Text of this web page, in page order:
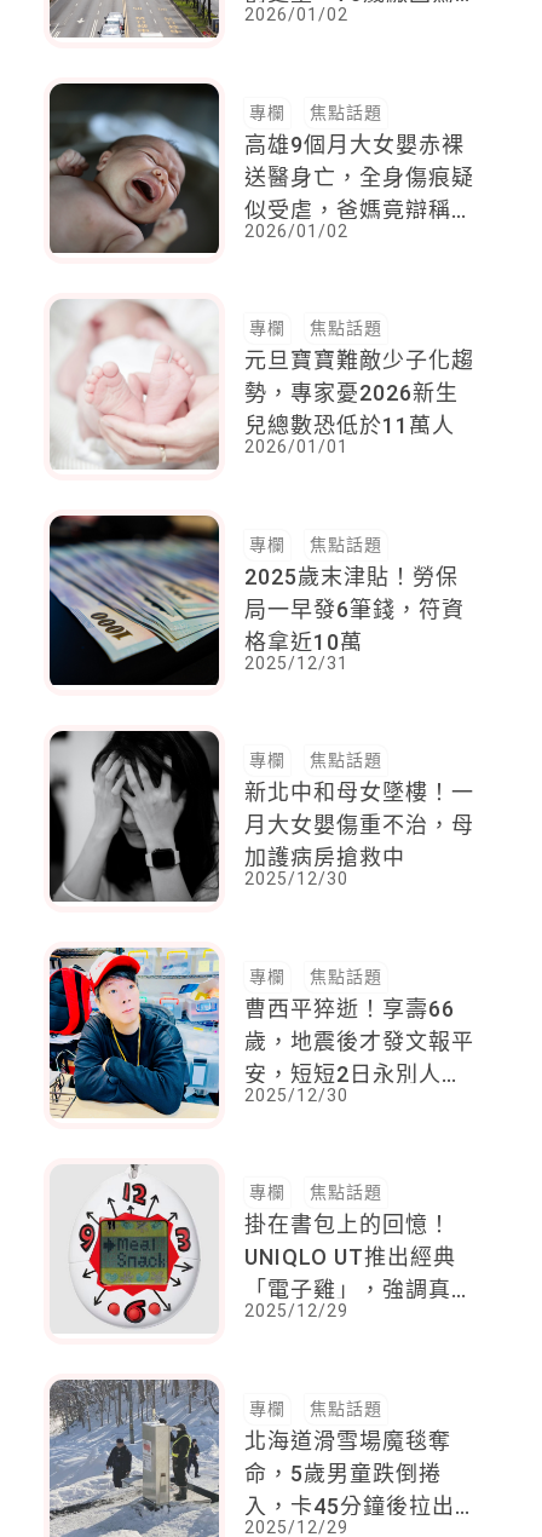
回饋3.6萬
2026/01/02
專欄 焦點話題
高雄9個月大女嬰赤裸
送醫身亡，全身傷痕疑
似受虐，爸媽竟辯稱外
出領養狗，獨留女嬰在
2026/01/02
專欄 焦點話題
元旦寶寶難敵少子化趨
勢，專家憂2026新生
兒總數恐低於11萬人
2026/01/01
專欄 焦點話題
2025歲末津貼！勞保
局一早發6筆錢，符資
格拿近10萬
2025/12/31
專欄 焦點話題
新北中和母女墜樓！一
月大女嬰傷重不治，母
加護病房搶救中
2025/12/30
專欄 焦點話題
曹西平猝逝！享壽66
歲，地震後才發文報平
安，短短2日永別人
世。注意猝逝8徵兆
2025/12/30
專欄 焦點話題
掛在書包上的回憶！
UNIQLO UT推出經典
「電子雞」，強調真的
能玩，網友回憶殺：童
2025/12/29
專欄 焦點話題
北海道滑雪場魔毯奪
命，5歲男童跌倒捲
入，卡45分鐘後拉出不
2025/12/29